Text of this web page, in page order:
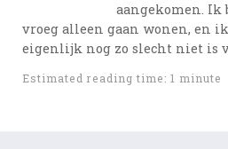
aangekomen. Ik
vroeg alleen gaan wonen, en
eigenlijk nog zo slecht niet is
Estimated reading time: 1 minute